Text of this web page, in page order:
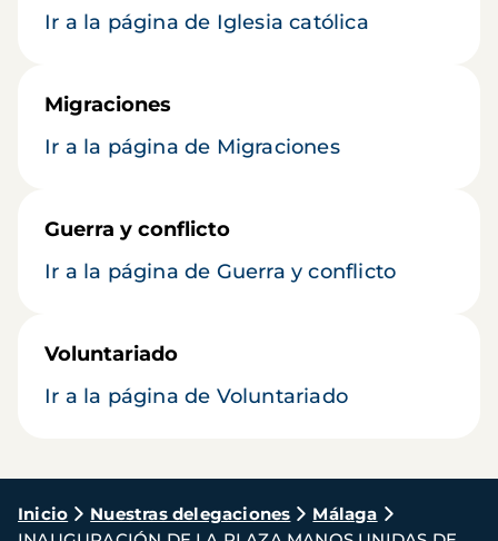
Ir a la página de Iglesia católica
Migraciones
Ir a la página de Migraciones
Guerra y conflicto
Ir a la página de Guerra y conflicto
Voluntariado
Ir a la página de Voluntariado
Ruta
Inicio Nuestras delegaciones
Málaga